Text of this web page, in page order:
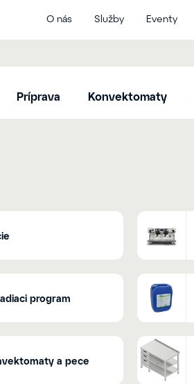
O nás Služby Eventy
Príprava Konvektomaty
program
a pece